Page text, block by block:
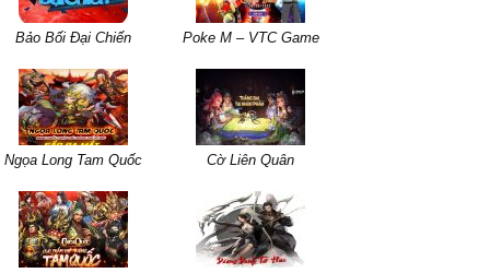
Bảo Bối Đại Chiến Poke M – VTC Game
Ngọa Long Tam Quốc Cờ Liên Quân